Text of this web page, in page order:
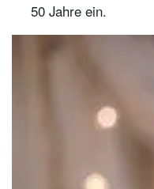
50 Jahre ein.